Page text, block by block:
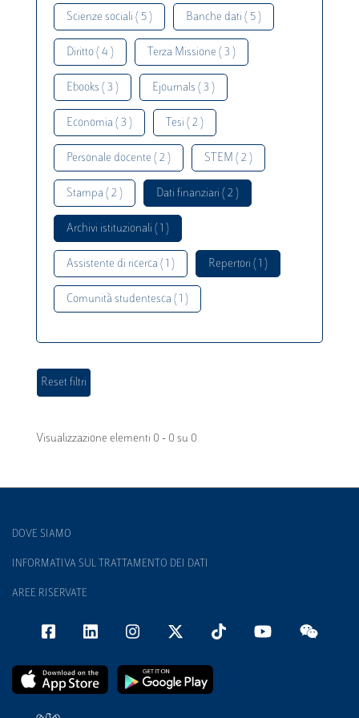
Scienze sociali ( 5 ) Banche dati ( 5 )
Diritto ( 4 ) Terza Missione ( 3 )
Ebooks ( 3 ) Ejournals ( 3 )
Economia ( 3 ) Tesi ( 2 )
Personale docente ( 2 ) STEM ( 2 )
Stampa ( 2 ) Dati finanziari ( 2 )
Archivi istituzionali ( 1 )
Assistente di ricerca ( 1 ) Repertori ( 1 )
Comunità studentesca ( 1 )
Visualizzazione elementi 0 - 0 su 0
DOVE SIAMO
INFORMATIVA SUL TRATTAMENTO DEI DATI
AREE RISERVATE